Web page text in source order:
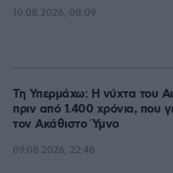
10.08.2026, 08:09
Τη Υπερμάχω: Η νύχτα του
πριν από 1.400 χρόνια, που
τον Ακάθιστο Ύμνο
09.08.2026, 22:48